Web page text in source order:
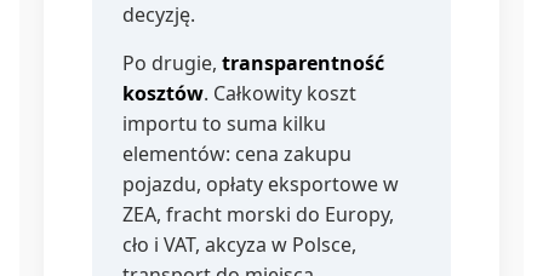
decyzję.
Po drugie, transparentność
kosztów. Całkowity koszt
importu to suma kilku
elementów: cena zakupu
pojazdu, opłaty eksportowe w
ZEA, fracht morski do Europy,
cło i VAT, akcyza w Polsce,